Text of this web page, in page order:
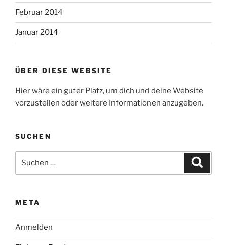
Februar 2014
Januar 2014
ÜBER DIESE WEBSITE
Hier wäre ein guter Platz, um dich und deine Website
vorzustellen oder weitere Informationen anzugeben.
SUCHEN
nach:
META
Anmelden